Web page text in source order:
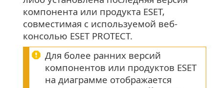
компонента или продукта ESET,
совместимая с используемой веб-
консолью ESET PROTECT.
Для более ранних версий
компонентов или продуктов ESET
на диаграмме отображается